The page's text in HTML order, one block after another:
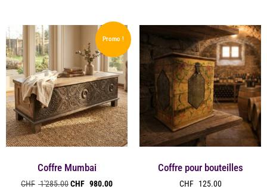
Promo !
Coffre Mumbai
CHF 1'285.00CHF 980.00
Coffre pour bouteilles
CHF 125.00